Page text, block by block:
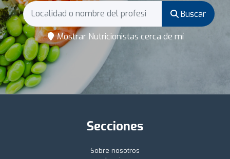
Buscar
Mostrar Nutricionistas cerca de mí
Secciones
Sobre nosotros